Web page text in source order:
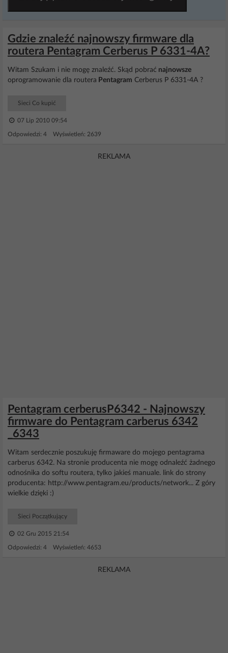
Gdzie znaleźć najnowszy firmware dla
routera Pentagram Cerberus P 6331-4A?
Witam Szukam i nie mogę znaleźć. Skąd pobrać najnowsze
oprogramowanie dla routera Pentagram Cerberus P 6331-4A ?
Sieci Co kupić
07 Lip 2010 09:54
Odpowiedzi: 4 Wyświetleń: 2639
REKLAMA
Pentagram cerberusP6342 - Najnowszy
firmware do Pentagram carberus 6342
_6343
Witam serdecznie poszukuję firmaware do mojego pentagrama
carberus 6342. Na stronie producenta nie mogę odnaleźć żadnego
odnośnika do softu routera, tylko jakieś manuale. link do strony
producenta: http://www.pentagram.eu/products/network... Z góry
wielkie dzięki :)
Sieci Początkujący
02 Gru 2015 21:54
Odpowiedzi: 4 Wyświetleń: 4653
REKLAMA